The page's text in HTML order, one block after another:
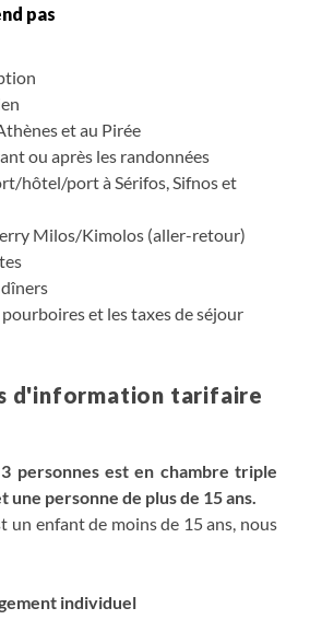
pas
et au Pirée
ou après les randonnées
hôtel/port à Sérifos, Sifnos et
Milos/Kimolos (aller-retour)
pourboires et les taxes de séjour
d'information tarifaire
personnes est en chambre triple
une personne de plus de 15 ans.
un enfant de moins de 15 ans, nous
individuel